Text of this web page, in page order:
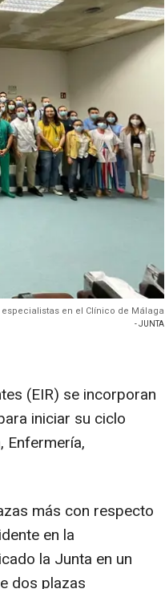
en el Clínico de Málaga
- JUNTA
(EIR) se incorporan
iniciar su ciclo
Enfermería,
más con respecto
en la
la Junta en un
dos plazas